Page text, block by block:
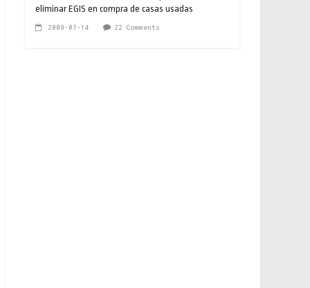
eliminar EGIS en compra de casas usadas
2009-07-14 22 Comments